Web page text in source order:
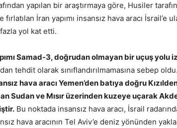
yapılan bir araştırmaya göre, Husiler
İran yapımı insansız hava aracı İsrail’e
yol kat etti.
Samad-3, doğrudan olmayan bir uçuş yolu
tehdit olarak sınıflandırılmamasına sebep
hava aracı Yemen’den batıya doğru
Sudan ve Mısır üzerinden kuzeye uçarak
Bu noktada insansız hava aracı, İsrail
hava aracının Tel Aviv’e deniz yönünden